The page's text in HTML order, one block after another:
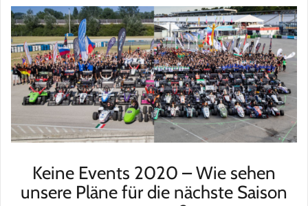
Keine Events 2020 – Wie sehen
unsere Pläne für die nächste Saison